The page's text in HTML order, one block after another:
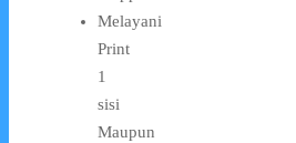
Melayani
Print
1
sisi
Maupun